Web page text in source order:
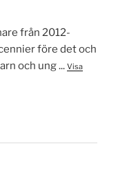
från 2012-
före det och
och ung... Visa